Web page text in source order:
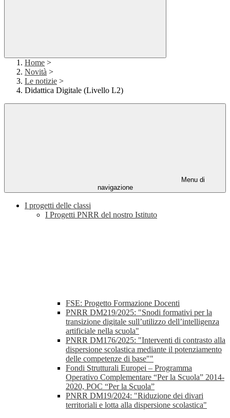
Home >
Novità >
Le notizie >
Didattica Digitale (Livello L2)
Menu di
navigazione
I progetti delle classi
I Progetti PNRR del nostro Istituto
FSE: Progetto Formazione Docenti
PNRR DM219/2025: "Snodi formativi per la
transizione digitale sull’utilizzo dell’intelligenza
artificiale nella scuola"
PNRR DM176/2025: "Interventi di contrasto alla
dispersione scolastica mediante il potenziamento
delle competenze di base""
Fondi Strutturali Europei – Programma
Operativo Complementare “Per la Scuola” 2014-
2020, POC “Per la Scuola”
PNRR DM19/2024: "Riduzione dei divari
territoriali e lotta alla dispersione scolastica"